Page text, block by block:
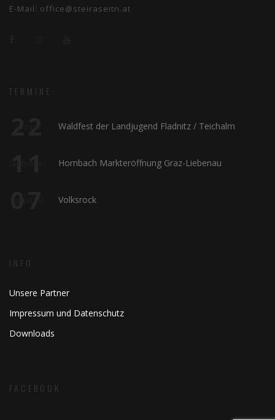
E-Mail: office@steiraseitn.at
TERMINE
Waldfest der Landjugend Fladnitz / Teichalm
Hornbach Markteröffnung Graz-Liebenau
Volksrock
INFO
Unsere Partner
Impressum und Datenschutz
Downloads
FACEBOOK